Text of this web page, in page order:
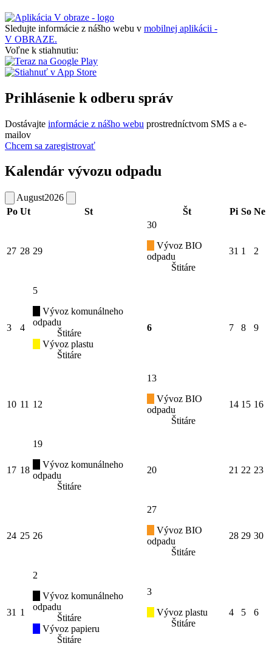
Sledujte informácie z nášho webu v mobilnej aplikácii -
V OBRAZE.
Voľne k stiahnutiu:
Prihlásenie k odberu správ
Dostávajte informácie z nášho webu prostredníctvom SMS a e-
mailov
Chcem sa zaregistrovať
Kalendár vývozu odpadu
August2026
Po Ut St Št Pi So Ne
27 28 29
30
Vývoz BIO
odpadu
Štitáre
31 1 2
3 4
5
Vývoz komunálneho
odpadu
Štitáre
Vývoz plastu
Štitáre
6 7 8 9
10 11 12
13
Vývoz BIO
odpadu
Štitáre
14 15 16
17 18
19
Vývoz komunálneho
odpadu
Štitáre
20 21 22 23
24 25 26
27
Vývoz BIO
odpadu
Štitáre
28 29 30
31 1
2
Vývoz komunálneho
odpadu
Štitáre
Vývoz papieru
Štitáre
3
Vývoz plastu
Štitáre
4 5 6